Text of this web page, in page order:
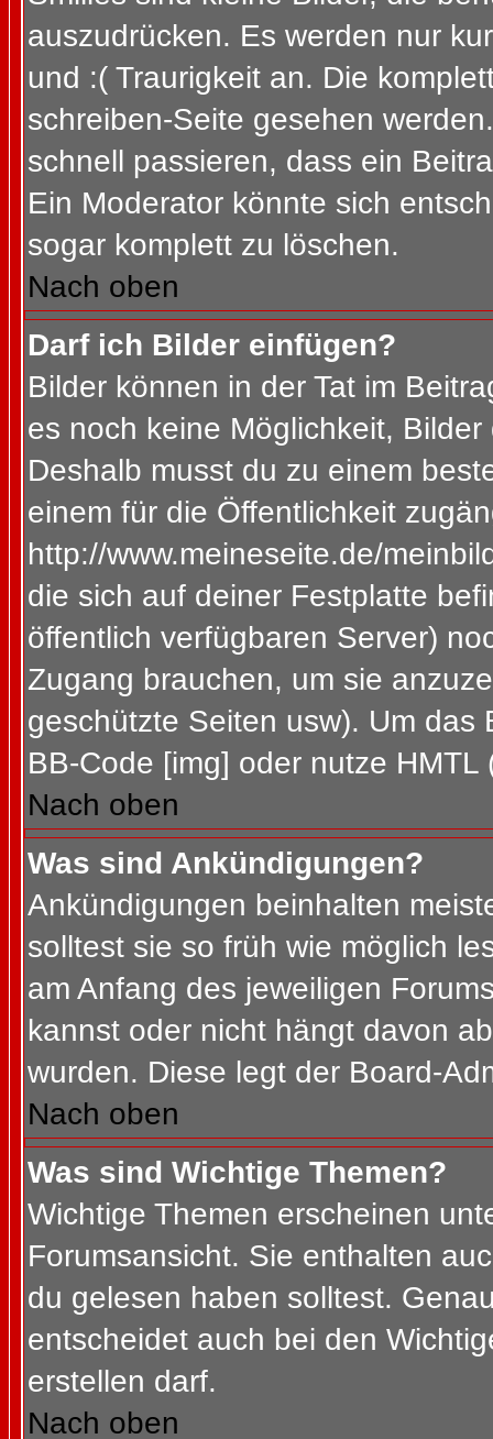
auszudrücken. Es werden nur
und :( Traurigkeit an. Die
schreiben-Seite gesehen
schnell passieren, dass ein
Ein Moderator könnte sich
sogar komplett zu löschen.
Nach oben
Darf ich Bilder einfügen?
Bilder können in der Tat im
es noch keine Möglichkeit,
Deshalb musst du zu einem
einem für die Öffentlichkeit
http://www.meineseite.de/
die sich auf deiner Festplatte
öffentlich verfügbaren Server)
Zugang brauchen, um sie
geschützte Seiten usw). Um
BB-Code [img] oder nutze HMTL
Nach oben
Was sind Ankündigungen?
Ankündigungen beinhalten
solltest sie so früh wie möglich
am Anfang des jeweiligen
kannst oder nicht hängt davon
wurden. Diese legt der Board-
Nach oben
Was sind Wichtige Themen?
Wichtige Themen erscheinen
Forumsansicht. Sie enthalten
du gelesen haben solltest.
entscheidet auch bei den
erstellen darf.
Nach oben